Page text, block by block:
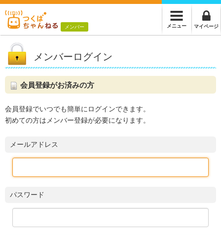
メンバー メニュー マイページ
メンバーログイン
会員登録がお済みの方
会員登録でいつでも簡単にログインできます。
初めての方はメンバー登録が必要になります。
メールアドレス
パスワード